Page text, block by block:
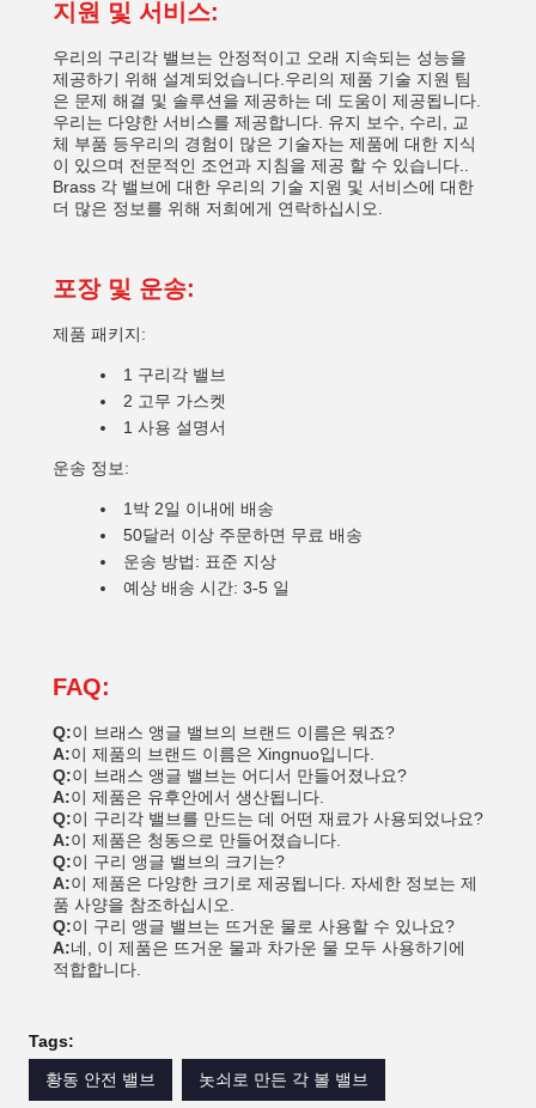
지원 및 서비스:
우리의 구리각 밸브는 안정적이고 오래 지속되는 성능을
제공하기 위해 설계되었습니다.우리의 제품 기술 지원 팀
은 문제 해결 및 솔루션을 제공하는 데 도움이 제공됩니다.
우리는 다양한 서비스를 제공합니다. 유지 보수, 수리, 교
체 부품 등우리의 경험이 많은 기술자는 제품에 대한 지식
이 있으며 전문적인 조언과 지침을 제공 할 수 있습니다..
Brass 각 밸브에 대한 우리의 기술 지원 및 서비스에 대한
더 많은 정보를 위해 저희에게 연락하십시오.
포장 및 운송:
제품 패키지:
1 구리각 밸브
2 고무 가스켓
1 사용 설명서
운송 정보:
1박 2일 이내에 배송
50달러 이상 주문하면 무료 배송
운송 방법: 표준 지상
예상 배송 시간: 3-5 일
FAQ:
Q:이 브래스 앵글 밸브의 브랜드 이름은 뭐죠?
A:이 제품의 브랜드 이름은 Xingnuo입니다.
Q:이 브래스 앵글 밸브는 어디서 만들어졌나요?
A:이 제품은 유후안에서 생산됩니다.
Q:이 구리각 밸브를 만드는 데 어떤 재료가 사용되었나요?
A:이 제품은 청동으로 만들어졌습니다.
Q:이 구리 앵글 밸브의 크기는?
A:이 제품은 다양한 크기로 제공됩니다. 자세한 정보는 제
품 사양을 참조하십시오.
Q:이 구리 앵글 밸브는 뜨거운 물로 사용할 수 있나요?
A:네, 이 제품은 뜨거운 물과 차가운 물 모두 사용하기에
적합합니다.
Tags:
황동 안전 밸브
놋쇠로 만든 각 볼 밸브